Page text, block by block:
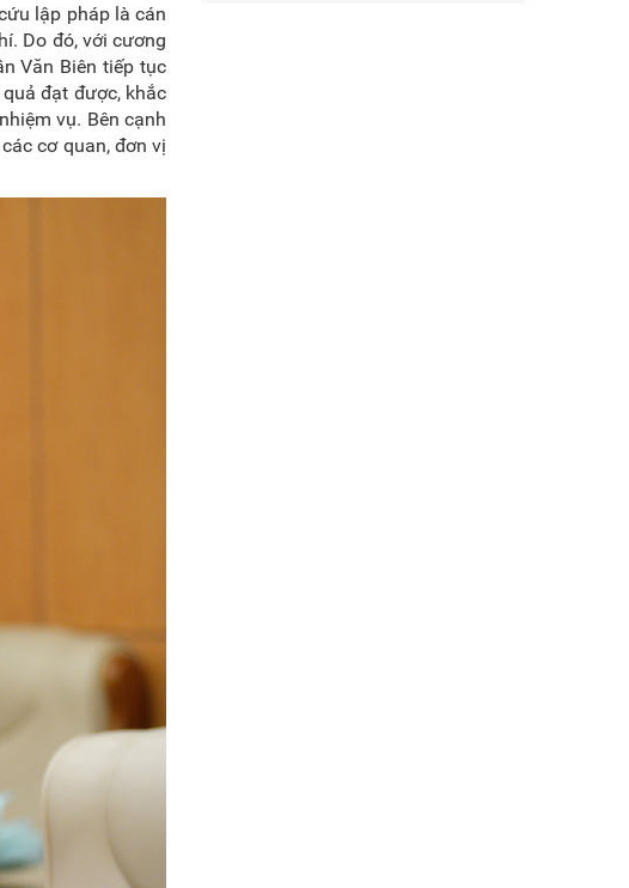
lập pháp là cán
Do đó, với cương
Văn Biên tiếp tục
đạt được, khắc
vụ. Bên cạnh
cơ quan, đơn vị